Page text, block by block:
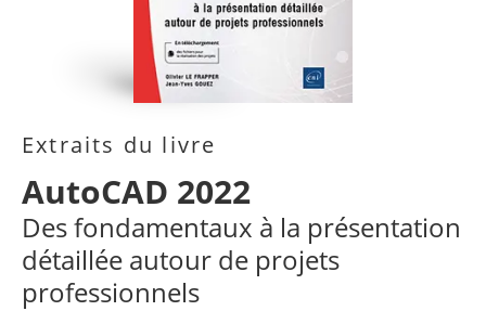
Extraits du livre
AutoCAD 2022
Des fondamentaux à la présentation
détaillée autour de projets
professionnels